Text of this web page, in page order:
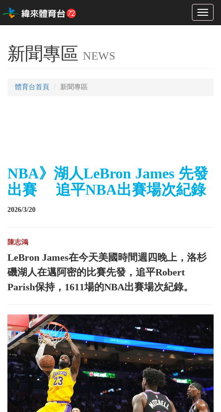
Toggle
新聞專區 NEWS
體育台首頁 新聞專區
NBA》湖人LeBron James 先發
出賽 追平NBA出賽場次紀錄
2026/3/20
陳志鴻
LeBron James在今天美國時間週四晚上，洛杉
磯湖人在邁阿密的比賽先發，追平Robert
Parish保持，1611場的NBA出賽場次紀錄。